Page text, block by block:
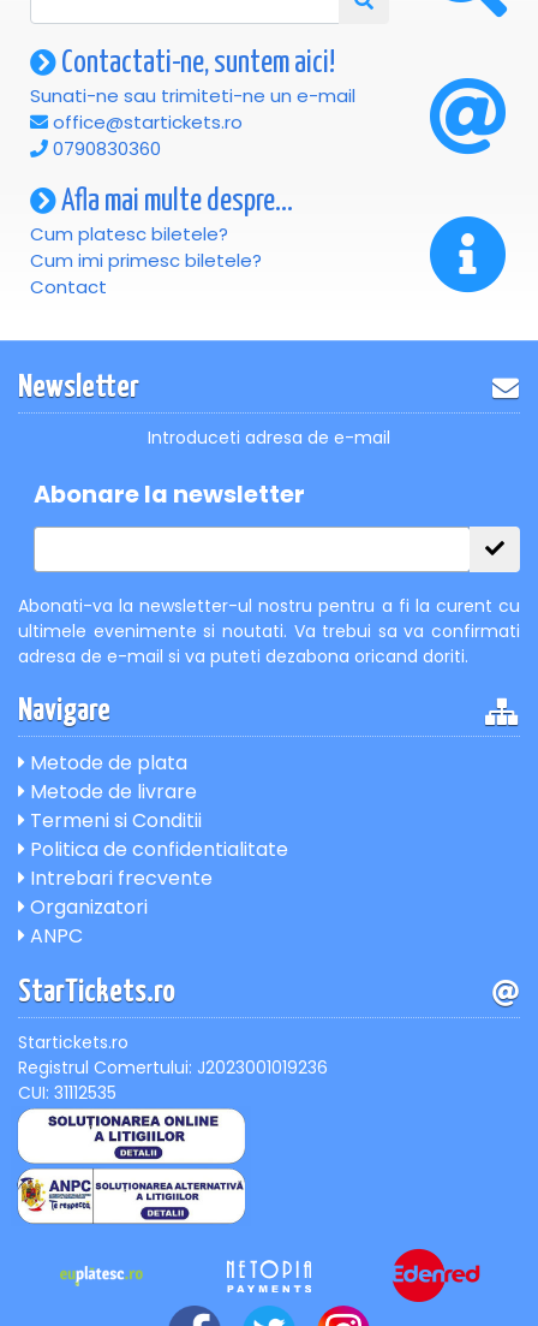
Contactati-ne, suntem aici!
Sunati-ne sau trimiteti-ne un e-mail
office@startickets.ro
0790830360
Afla mai multe despre...
Cum platesc biletele?
Cum imi primesc biletele?
Contact
Newsletter
Introduceti adresa de e-mail
Abonare la newsletter
Abonati-va la newsletter-ul nostru pentru a fi la curent cu
ultimele evenimente si noutati. Va trebui sa va confirmati
adresa de e-mail si va puteti dezabona oricand doriti.
Navigare
Metode de plata
Metode de livrare
Termeni si Conditii
Politica de confidentialitate
Intrebari frecvente
Organizatori
ANPC
StarTickets.ro
Startickets.ro
Registrul Comertului: J2023001019236
CUI: 31112535